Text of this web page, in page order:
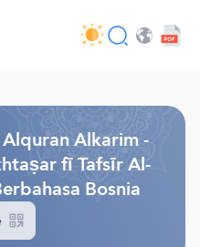
- API
Alkarim -
fī Tafsīr Al-
Bosnia